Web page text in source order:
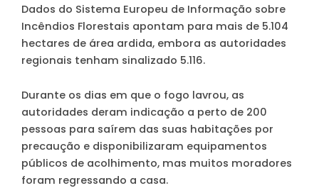
Dados do Sistema Europeu de Informação sobre
Incêndios Florestais apontam para mais de 5.104
hectares de área ardida, embora as autoridades
regionais tenham sinalizado 5.116.
Durante os dias em que o fogo lavrou, as
autoridades deram indicação a perto de 200
pessoas para saírem das suas habitações por
precaução e disponibilizaram equipamentos
públicos de acolhimento, mas muitos moradores
foram regressando a casa.